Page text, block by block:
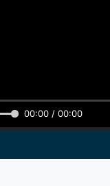
00:00 / 00:00